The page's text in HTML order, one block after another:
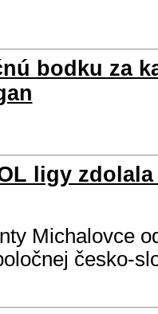
bodku za
ligy
Michalovce
česko-